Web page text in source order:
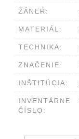
ŽÁNER:
MATERIÁL:
TECHNIKA:
ZNAČENIE:
INŠTITÚCIA:
INVENTÁRNE
ČÍSLO: